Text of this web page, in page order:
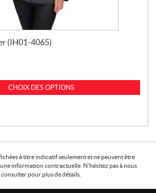
(IH01-4065)
CHOIX DES OPTIONS
à titre indicatif seulement et ne peuvent être
information contractuelle. N'hésitez pas à nous
consulter pour plus de détails.